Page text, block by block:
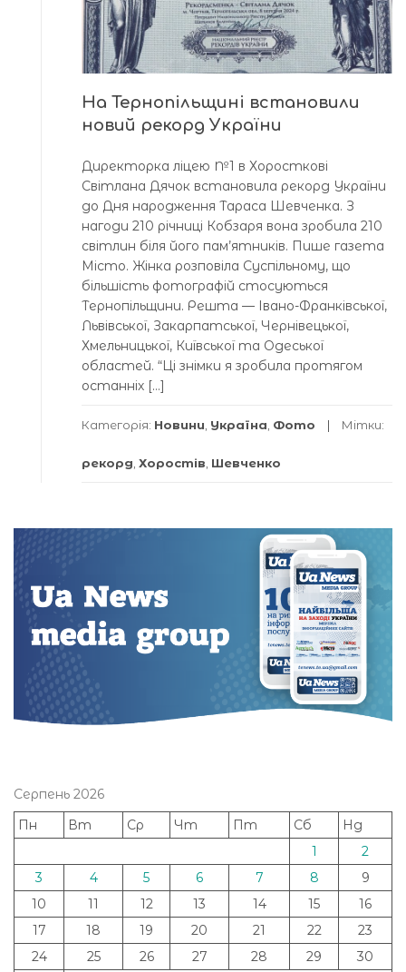
На Тернопільщині встановили
новий рекорд України
Директорка ліцею №1 в Хоросткові
Світлана Дячок встановила рекорд України
до Дня народження Тараса Шевченка. З
нагоди 210 річниці Кобзаря вона зробила 210
світлин біля його пам’ятників. Пише газета
Місто. Жінка розповіла Суспільному, що
більшість фотографій стосуються
Тернопільщини. Решта — Івано-Франківської,
Львівської, Закарпатської, Чернівецької,
Хмельницької, Київської та Одеської
областей. “Ці знімки я зробила протягом
останніх […]
Категорія: Новини Україна Фото Мітки:
рекорд Хоростів Шевченко
Серпень 2026
Пн
Вт Ср Чт Пт Сб
Нд
1
2
3
4 5 6 7 8
9
10
11 12 13 14 15
16
17
18 19 20 21 22
23
24
25 26 27 28 29
30